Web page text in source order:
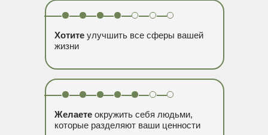
Хотите улучшить все сферы вашей
жизни
Желаете окружить себя людьми,
которые разделяют ваши ценности